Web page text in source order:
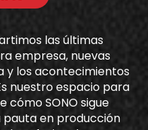
las últimas
empresa, nuevas
y los acontecimientos
nuestro espacio para
SONO sigue
en producción